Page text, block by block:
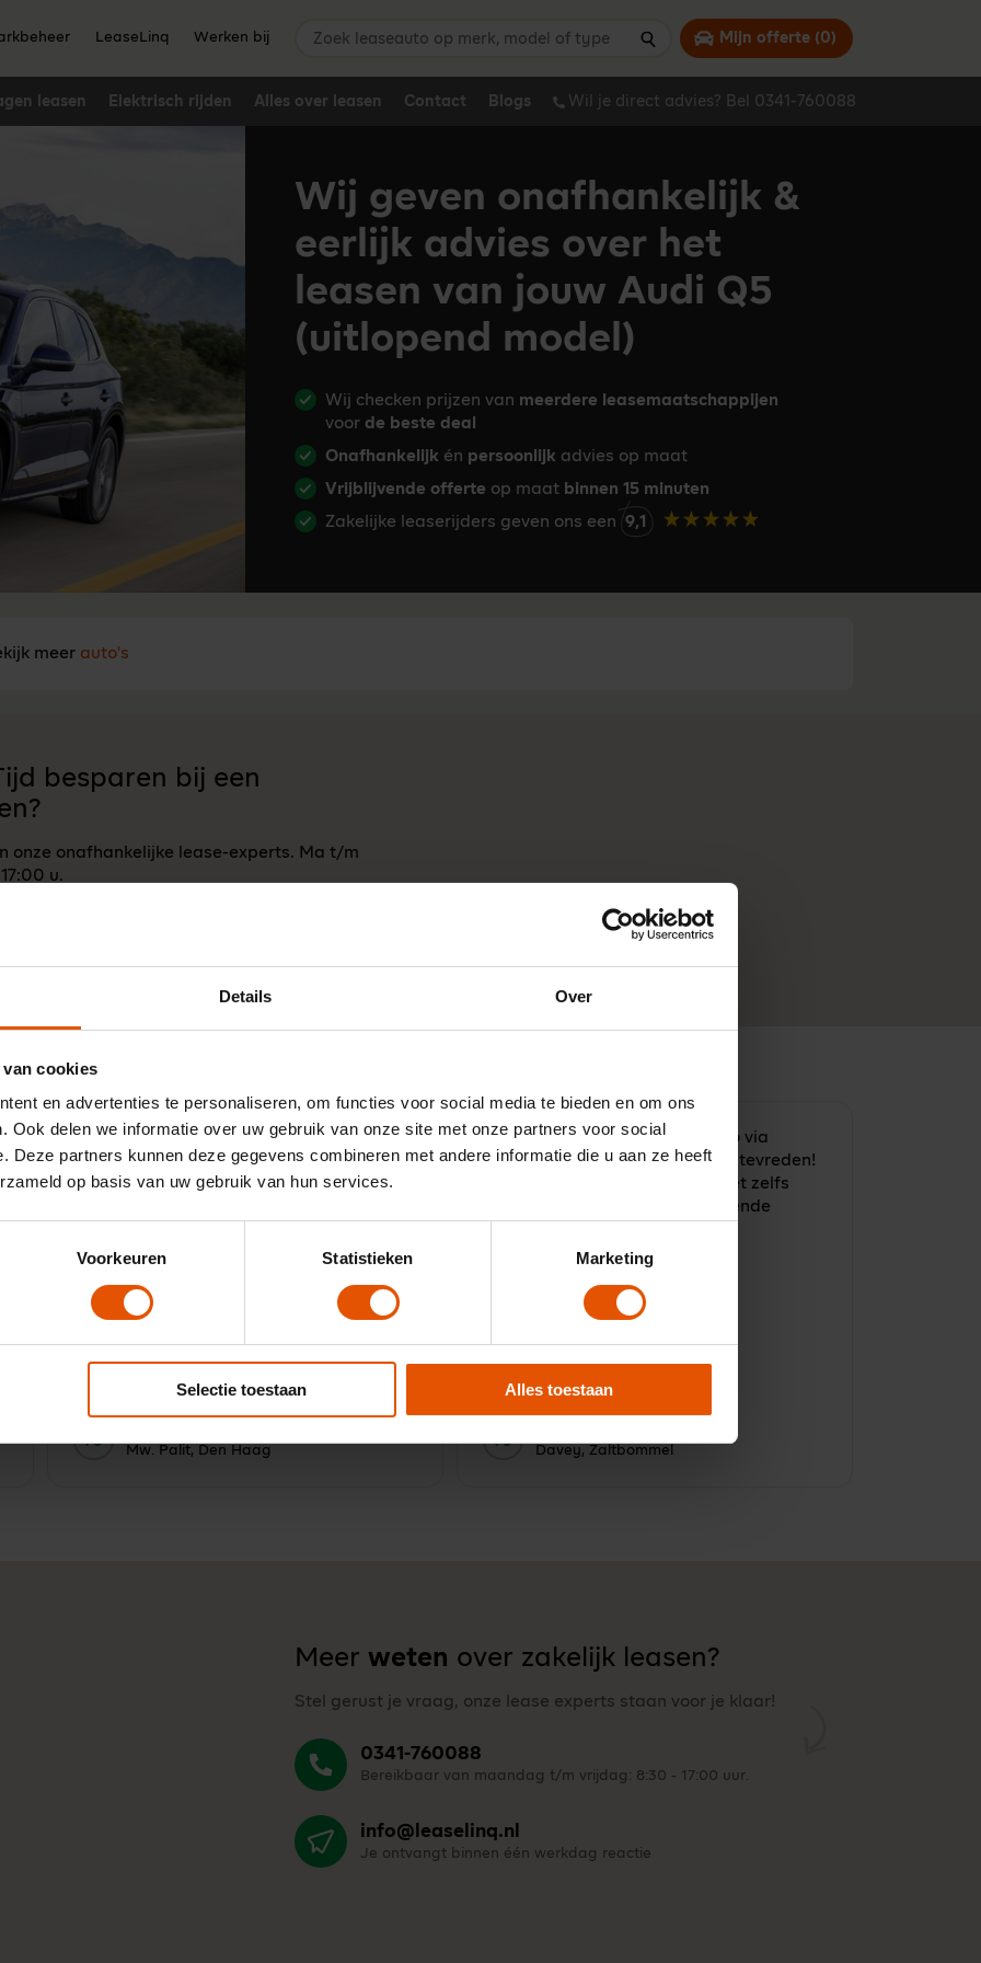
Details Over
cookies
en advertenties te personaliseren, om functies voor social media te bieden en om ons
Ook delen we informatie over uw gebruik van onze site met onze partners voor social
Deze partners kunnen deze gegevens combineren met andere informatie die u aan ze heeft
op basis van uw gebruik van hun services.
Voorkeuren Statistieken Marketing
Selectie toestaan Alles toestaan
LeaseLinq Werken bij
leasen Elektrisch rijden Alles over leasen Contact Blogs Wil je direct advies? Bel 0341-760088
Zoek leaseauto op merk, model of type
Zoeken
Mijn offerte (0)
Wij geven onafhankelijk &
eerlijk advies over het
leasen van jouw Audi Q5
(uitlopend model)
Wij checken prijzen van meerdere leasemaatschappijen
voor de beste deal
Onafhankelijk én persoonlijk advies op maat
Vrijblijvende offerte op maat binnen 15 minuten
Zakelijke leaserijders geven ons een 9,1
meer auto's
besparen bij een
onze onafhankelijke lease-experts. Ma t/m
u.
Ik kan geen betere bedrijf op noemen als
Leaselinq. De medewerkers blijven zoeken
tot dat er een geschikte auto is gevonden
Dwarshuis heeft goed geluisterd naar
10 Door:
Mw. Palit, Den Haag
Inmiddels komt mijn derde auto via
Leaselinq. Ben tot nu toe super tevreden!
De service is goed en ik vond het zelfs
gezellig om samen de verschillende
10 Door:
Davey, Zaltbommel
Meer weten over zakelijk leasen?
Stel gerust je vraag, onze lease experts staan voor je klaar!
0341-760088
Bereikbaar van maandag t/m vrijdag: 8:30 - 17:00 uur.
info@leaselinq.nl
Je ontvangt binnen één werkdag reactie